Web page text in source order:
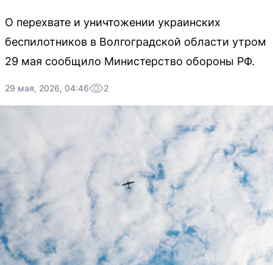
О перехвате и уничтожении украинских
беспилотников в Волгоградской области утром
29 мая сообщило Министерство обороны РФ.
29 мая, 2026, 04:46 2